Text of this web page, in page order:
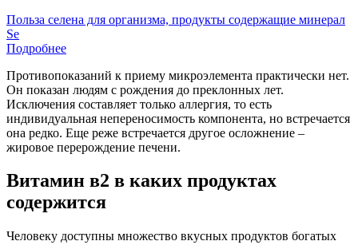
Польза селена для организма, продукты содержащие минерал
Se
Подробнее
Противопоказаний к приему микроэлемента практически нет.
Он показан людям с рождения до преклонных лет.
Исключения составляет только аллергия, то есть
индивидуальная непереносимость компонента, но встречается
она редко. Еще реже встречается другое осложнение –
жировое перерождение печени.
Витамин в2 в каких продуктах
содержится
Человеку доступны множество вкусных продуктов богатых